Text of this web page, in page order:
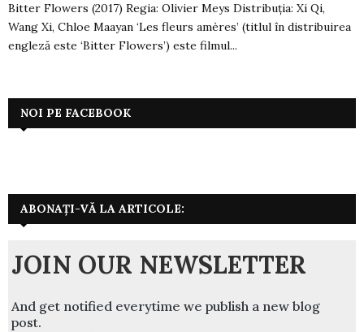
Bitter Flowers (2017) Regia: Olivier Meys Distribuția: Xi Qi,
Wang Xi, Chloe Maayan ‘Les fleurs amères’ (titlul în distribuirea
engleză este ‘Bitter Flowers’) este filmul...
NOI PE FACEBOOK
ABONAȚI-VĂ LA ARTICOLE:
JOIN OUR NEWSLETTER
And get notified everytime we publish a new blog
post.